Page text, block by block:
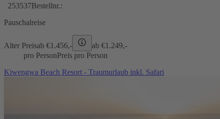
253537Bestellnr.:
Pauschalreise
Alter Preisab €1.456,- ab €1.249,-
pro PersonPreis pro Person
Kiwengwa Beach Resort - Traumurlaub inkl. Safari